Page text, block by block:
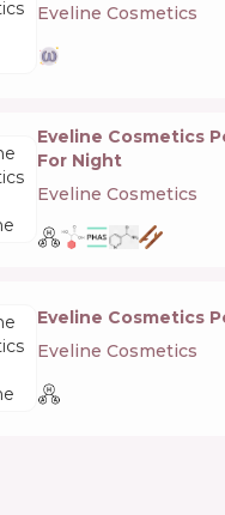
Eveline Cosmetics
Eveline Cosmetics
For Night
Eveline Cosmetics
Eveline Cosmetics
Eveline Cosmetics